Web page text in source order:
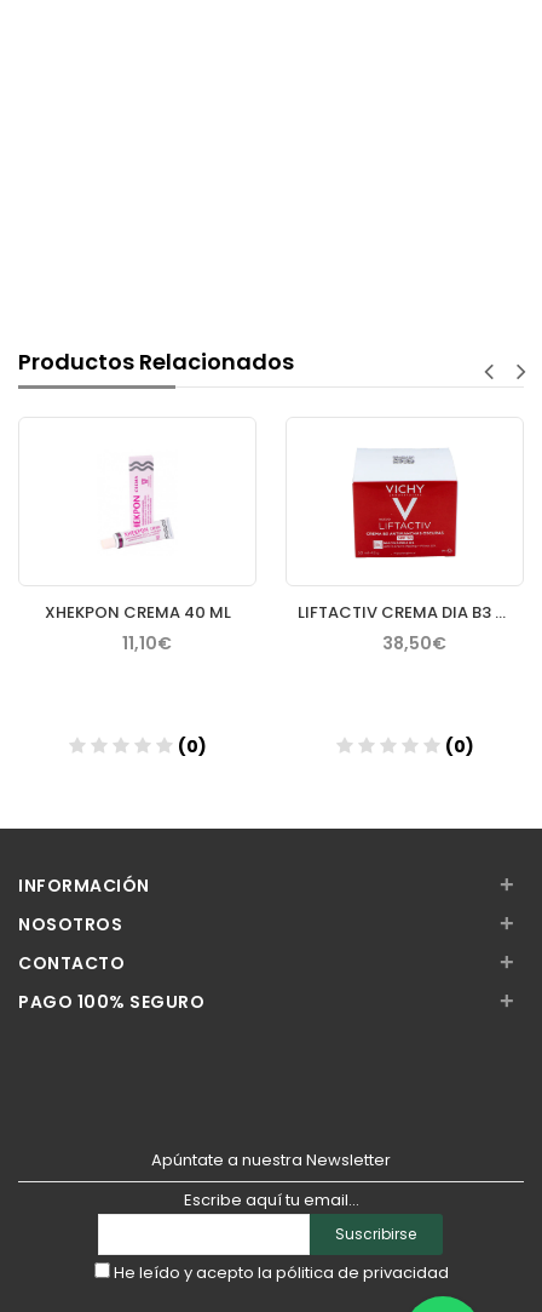
Productos Relacionados
XHEKPON CREMA 40 ML
11,10€
(0)
LIFTACTIV CREMA DIA B3 NIACINAMIDA SPF 50
38,50€
(0)
INFORMACIÓN +
NOSOTROS +
CONTACTO +
PAGO 100% SEGURO +
Apúntate a nuestra Newsletter
Escribe aquí tu email...
Suscribirse
He leído y acepto la pólitica de privacidad